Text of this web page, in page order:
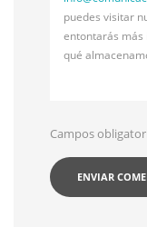
puedes visitar
entontarás más
qué
Campos